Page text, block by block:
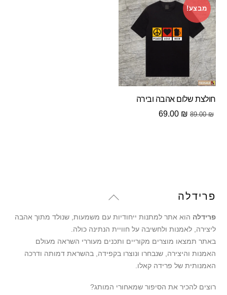
מבצע!
חולצת שלום אהבה ובירה
89.00₪
המחיר
69.00 ₪
המחיר
Back
Top
פרידלה
פרידלה הוא אתר למתנות ייחודיות עם משמעות, שנולד מתוך אהבה
ליצירה, לאמנות ולחשיבה על חוויית הנתינה כולה.
באתר תמצאו מוצרים מקוריים ותכנים מעוררי השראה מעולם
האמנות והיצירה, שנבחרו ונוצרו בקפידה, בהשראת דמותה ודרכה
האמנותית של פרידה קאלו.
רוצים להכיר את הסיפור שמאחורי המותג?